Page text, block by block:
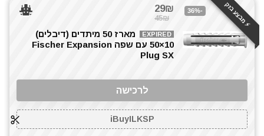
⚡️ מבצע בזק -36%
29₪
45₪
EXPIRED
מארז 50 מיתדים (דיבלים)
10×50 עם שפה Fischer Expansion
Plug SX
לרכישה
iBuyILKSP